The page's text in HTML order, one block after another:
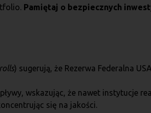
Pamiętaj o bezpiecznych
) sugerują, że Rezerwa Federalna
wskazując, że nawet instytucje
się na jakości.